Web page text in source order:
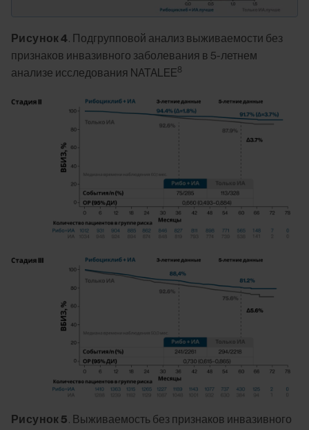
Рисунок 4. Подгрупповой анализ выживаемости без
признаков инвазивного заболевания в 5-летнем
анализе исследования NATALEE8
Image
Рисунок 5. Выживаемость без признаков инвазивного